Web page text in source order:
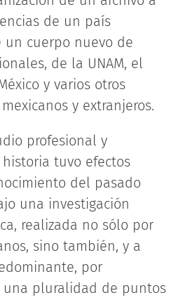
de un país
un cuerpo nuevo de
de la UNAM, el
y varios otros
y extranjeros.
profesional y
tuvo efectos
del pasado
una investigación
realizada no sólo por
sino también, y a
por
una pluralidad de puntos